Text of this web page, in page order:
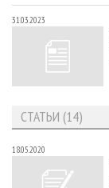
31.03.2023
СТАТЬИ (14)
18.05.2020